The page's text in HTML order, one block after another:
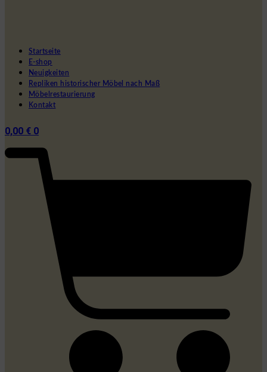
Startseite
E-shop
Neuigkeiten
Repliken historischer Möbel nach Maß
Möbelrestaurierung
Kontakt
0,00 € 0